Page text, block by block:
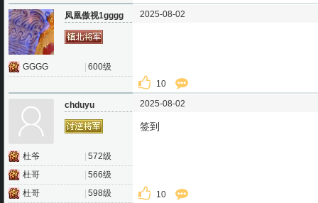
凤凰傲视1gggg
GGGG 600级
2025-08-02
10
chduyu
杜爷
572级
杜哥
566级
杜哥
598级
2025-08-02
签到
10